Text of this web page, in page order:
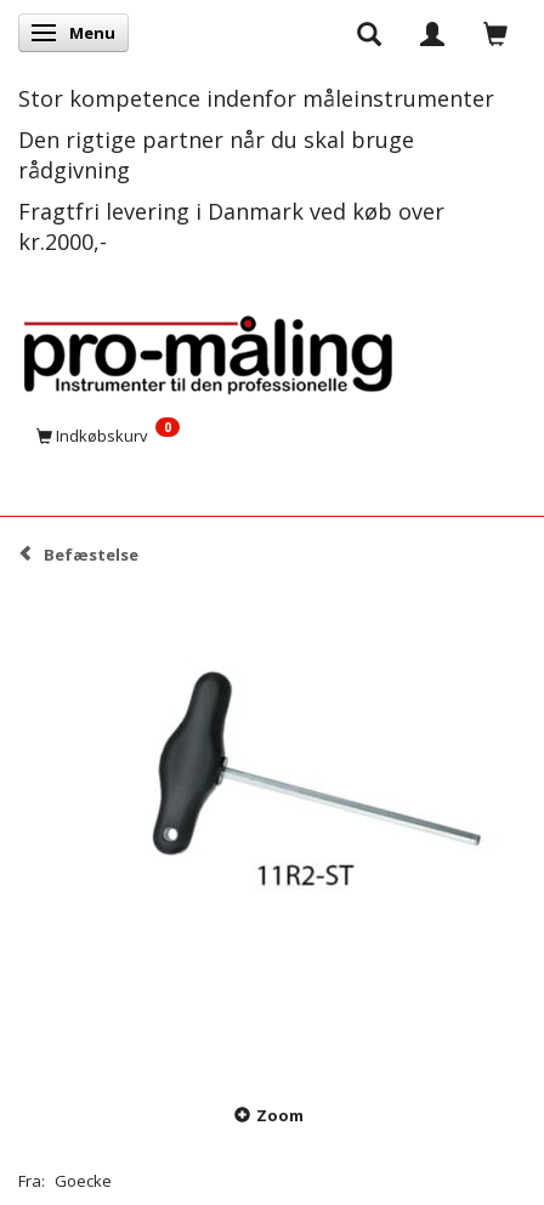
Skifte navigation
Menu
Stor kompetence indenfor måleinstrumenter
Den rigtige partner når du skal bruge
rådgivning
Fragtfri levering i Danmark ved køb over
kr.2000,-
Indkøbskurv 0
Befæstelse
Zoom
Fra: Goecke